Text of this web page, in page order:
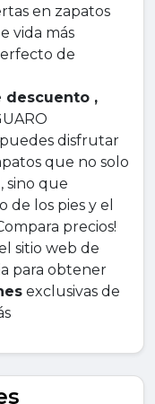
en zapatos
vida más
de
descuento ,
disfrutar
que no solo
sino que
los pies y el
precios!
sitio web de
para obtener
exclusivas de